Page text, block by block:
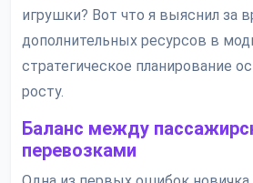
игрушки? Вот что я выяснил за
дополнительных ресурсов в
стратегическое планирование
росту.
Баланс между
перевозками